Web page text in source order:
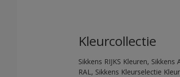
Kleurcollectie
Sikkens RIJKS Kleuren,
RAL, Sikkens Kleurselectie